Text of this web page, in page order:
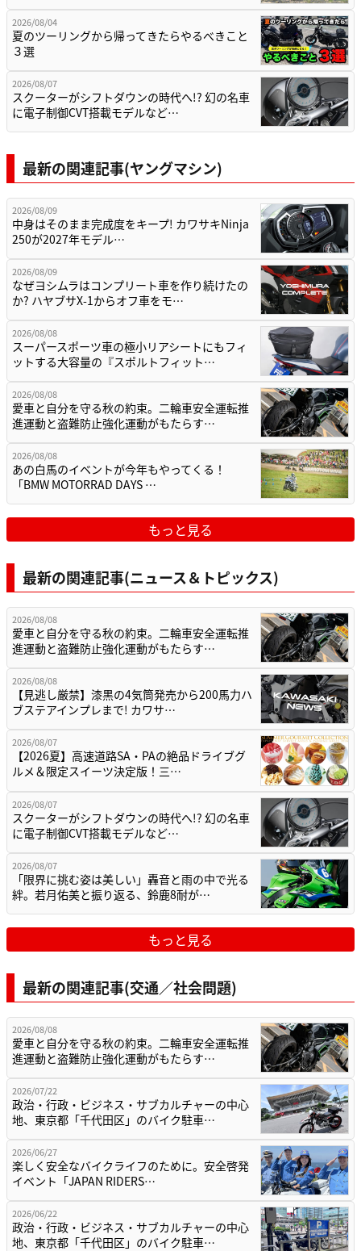
2026/08/04
夏のツーリングから帰ってきたらやるべきこと
３選
2026/08/07
スクーターがシフトダウンの時代へ!? 幻の名車
に電子制御CVT搭載モデルなど…
最新の関連記事(ヤングマシン)
2026/08/09
中身はそのまま完成度をキープ! カワサキNinja
250が2027年モデル…
2026/08/09
なぜヨシムラはコンプリート車を作り続けたの
か? ハヤブサX-1からオフ車をモ…
2026/08/08
スーパースポーツ車の極小リアシートにもフィ
ットする大容量の『スポルトフィット…
2026/08/08
愛車と自分を守る秋の約束。二輪車安全運転推
進運動と盗難防止強化運動がもたらす…
2026/08/08
あの白馬のイベントが今年もやってくる！
「BMW MOTORRAD DAYS …
もっと見る
最新の関連記事(ニュース＆トピックス)
2026/08/08
愛車と自分を守る秋の約束。二輪車安全運転推
進運動と盗難防止強化運動がもたらす…
2026/08/08
【見逃し厳禁】漆黒の4気筒発売から200馬力ハ
ブステアインプレまで! カワサ…
2026/08/07
【2026夏】高速道路SA・PAの絶品ドライブグ
ルメ＆限定スイーツ決定版！三…
2026/08/07
スクーターがシフトダウンの時代へ!? 幻の名車
に電子制御CVT搭載モデルなど…
2026/08/07
「限界に挑む姿は美しい」轟音と雨の中で光る
絆。若月佑美と振り返る、鈴鹿8耐が…
もっと見る
最新の関連記事(交通／社会問題)
2026/08/08
愛車と自分を守る秋の約束。二輪車安全運転推
進運動と盗難防止強化運動がもたらす…
2026/07/22
政治・行政・ビジネス・サブカルチャーの中心
地、東京都「千代田区」のバイク駐車…
2026/06/27
楽しく安全なバイクライフのために。安全啓発
イベント「JAPAN RIDERS…
2026/06/22
政治・行政・ビジネス・サブカルチャーの中心
地、東京都「千代田区」のバイク駐車…